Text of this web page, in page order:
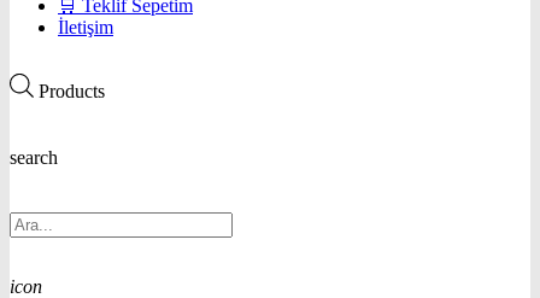
🛒 Teklif Sepetim
İletişim
Products
search
icon